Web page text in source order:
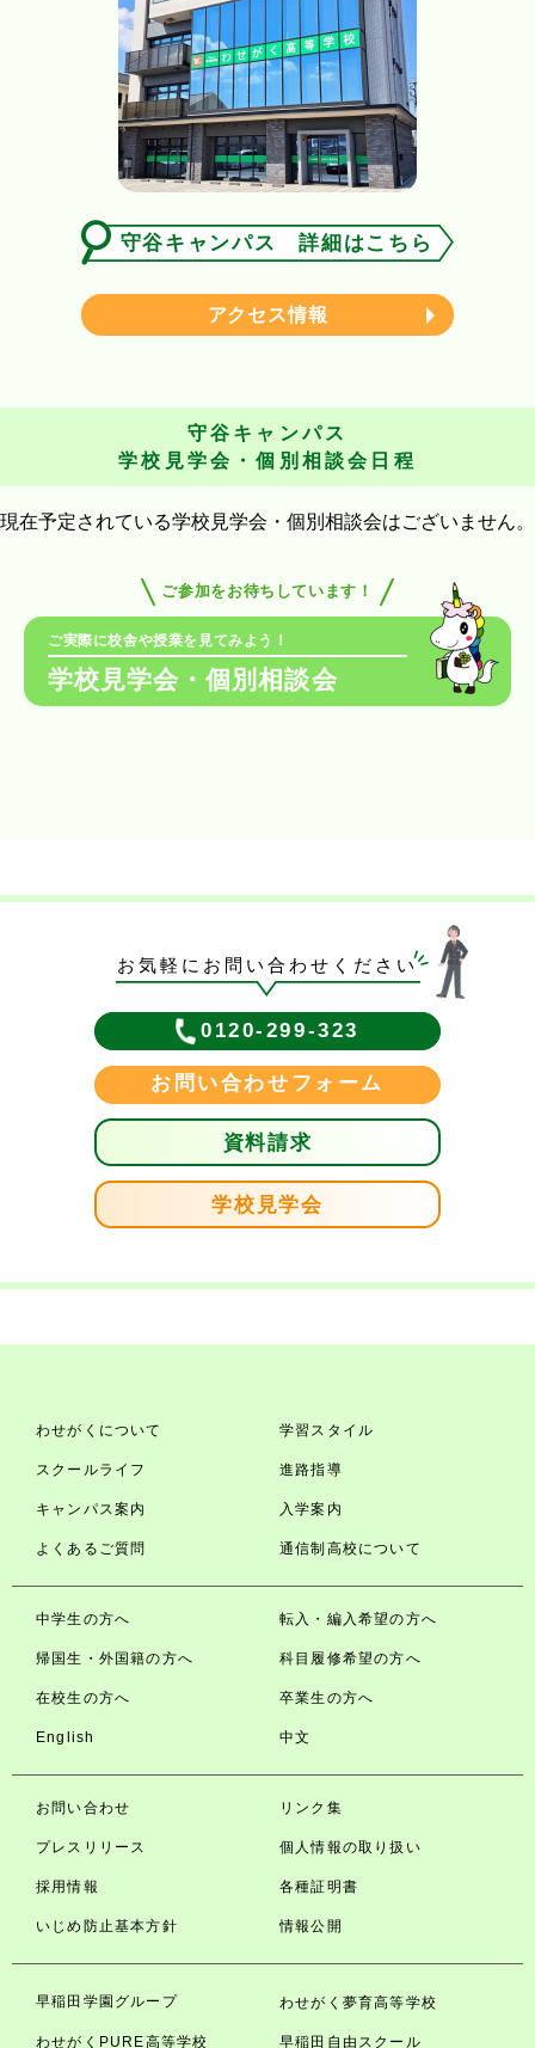
守谷キャンパス 詳細はこちら
アクセス情報
守谷キャンパス
学校見学会・個別相談会日程
現在予定されている学校見学会・個別相談会はございません。
ご参加をお待ちしています！
ご実際に校舎や授業を見てみよう！
学校見学会・個別相談会
お気軽にお問い合わせください
0120-299-323
お問い合わせフォーム
資料請求
学校見学会
わせがくについて 学習スタイル
スクールライフ 進路指導
キャンパス案内 入学案内
よくあるご質問 通信制高校について
中学生の方へ 転入・編入希望の方へ
帰国生・外国籍の方へ 科目履修希望の方へ
在校生の方へ 卒業生の方へ
English 中文
お問い合わせ リンク集
プレスリリース 個人情報の取り扱い
採用情報 各種証明書
いじめ防止基本方針 情報公開
早稲田学園グループ わせがく夢育高等学校
わせがくPURE高等学校 早稲田自由スクール